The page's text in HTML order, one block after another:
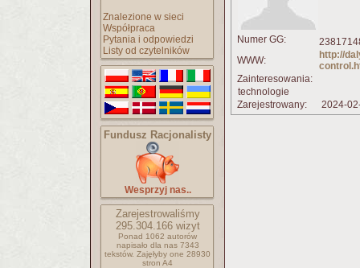
Znalezione w sieci
Współpraca
Pytania i odpowiedzi
Listy od czytelników
Fundusz Racjonalisty
Wesprzyj nas..
Zarejestrowaliśmy
295.304.166wizyt
Ponad 1062 autorów
napisało dla nas 7343
tekstów. Zajęłyby one 28930
stron A4
Numer GG:
WWW:
http://
Zainteresowania:
technologie
Zarejestrowany:
2024-